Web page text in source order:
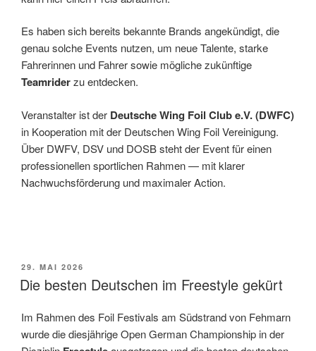
Es haben sich bereits bekannte Brands angekündigt, die
genau solche Events nutzen, um neue Talente, starke
Fahrerinnen und Fahrer sowie mögliche zukünftige
Teamriderzu entdecken.
Veranstalter ist der Deutsche Wing Foil Club e.V. (DWFC)
in Kooperation mit der Deutschen Wing Foil Vereinigung.
Über DWFV, DSV und DOSB steht der Event für einen
professionellen sportlichen Rahmen — mit klarer
Nachwuchsförderung und maximaler Action.
VERÖFFENTLICHT
AM
29. MAI 2026
Die besten Deutschen im Freestyle gekürt
Im Rahmen des Foil Festivals am Südstrand von Fehmarn
wurde die diesjährige Open German Championship in der